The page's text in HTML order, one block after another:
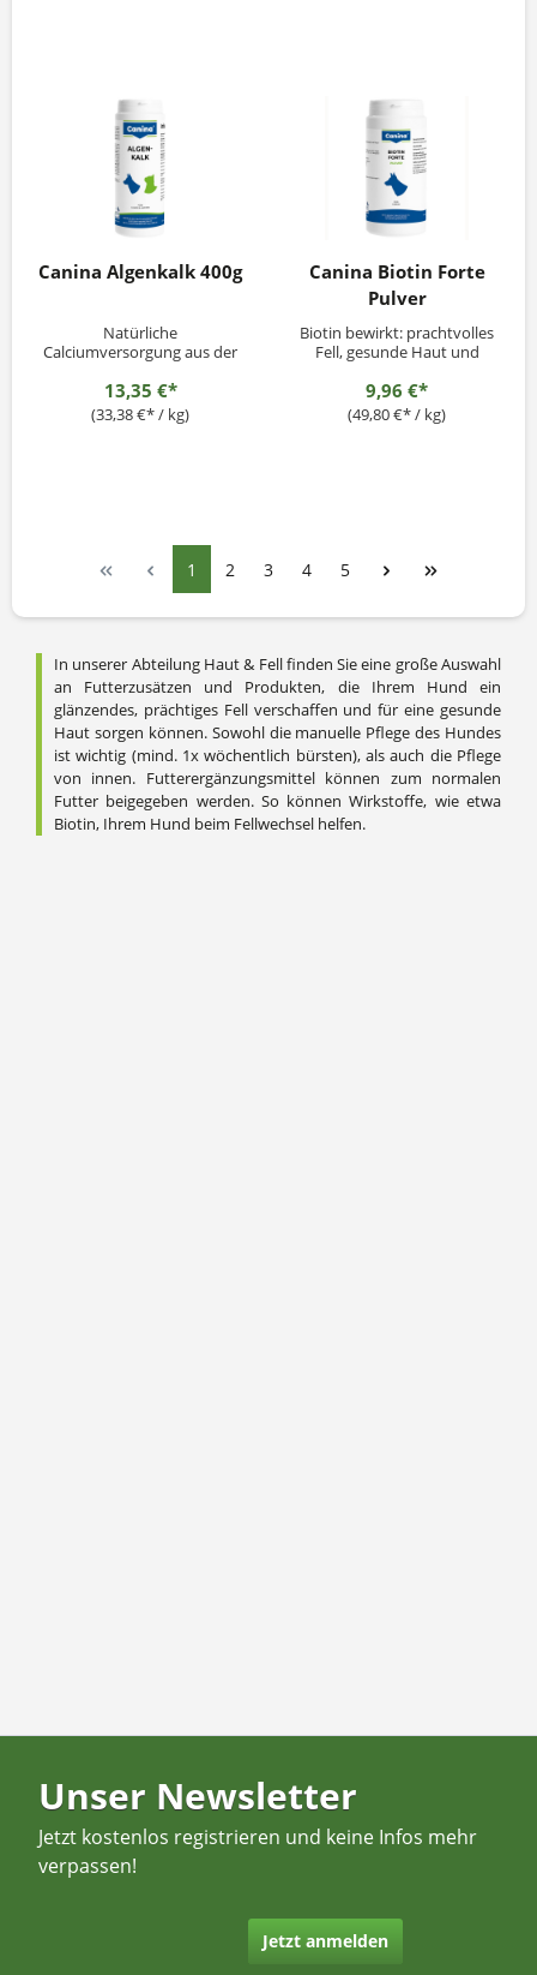
Canina Algenkalk 400g
Natürliche
Calciumversorgung aus der
13,35 €*
(33,38 €* / kg)
Canina Biotin Forte
Pulver
Biotin bewirkt: prachtvolles
Fell, gesunde Haut und
400.000 mcg Biotin je kg +
Vitamin-B-Komplex
9,96 €*
(49,80 €* / kg)
1 2 3 4 5
In unserer Abteilung Haut & Fell finden Sie eine große Auswahl
an Futterzusätzen und Produkten, die Ihrem Hund ein
glänzendes, prächtiges Fell verschaffen und für eine gesunde
Haut sorgen können. Sowohl die manuelle Pflege des Hundes
ist wichtig (mind. 1x wöchentlich bürsten), als auch die Pflege
von innen. Futterergänzungsmittel können zum normalen
Futter beigegeben werden. So können Wirkstoffe, wie etwa
Biotin, Ihrem Hund beim Fellwechsel helfen.
Unser Newsletter
Jetzt kostenlos registrieren und keine Infos mehr
verpassen!
Jetzt anmelden